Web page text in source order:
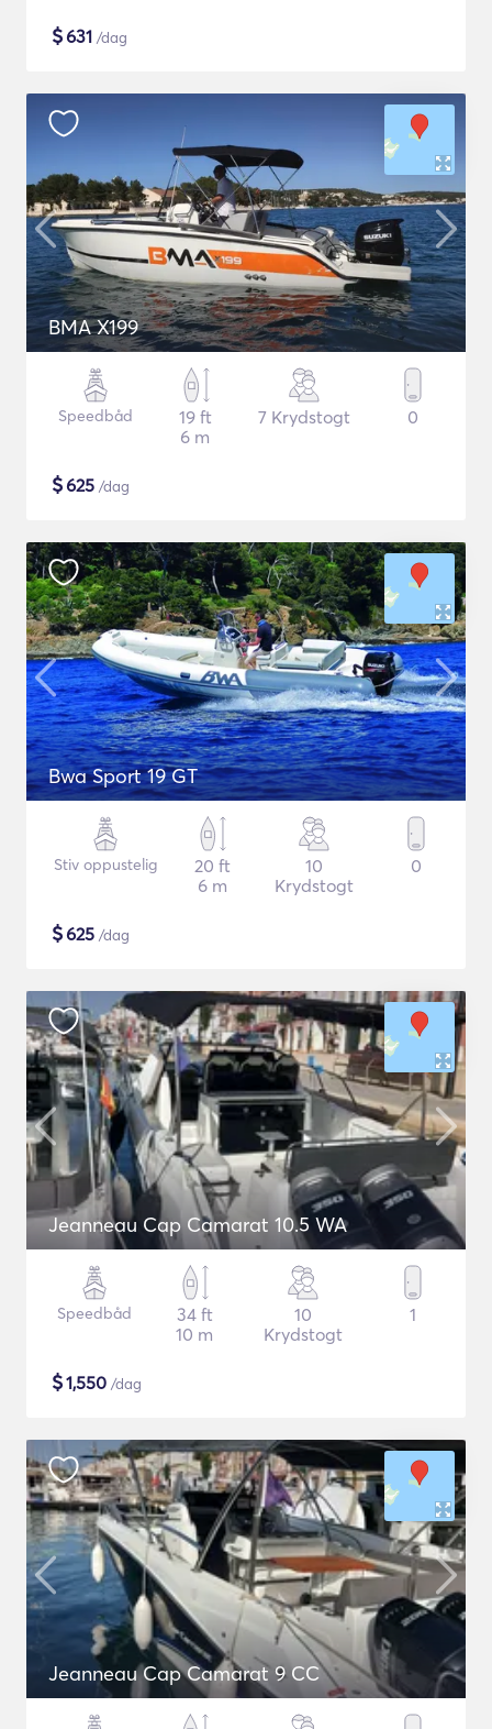
$631 /dag
BMA X199
Speedbåd
19 ft
6 m
7 Krydstogt 0
$625 /dag
Bwa Sport 19 GT
Stiv oppustelig
20 ft
6 m
10
Krydstogt
0
$625 /dag
Jeanneau Cap Camarat 10.5 WA
Speedbåd
34 ft
10 m
10
Krydstogt
1
$1,550 /dag
Jeanneau Cap Camarat 9 CC